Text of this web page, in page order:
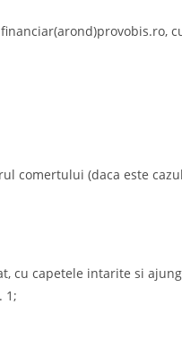
comertului (daca este
cu capetele intarite si
1;